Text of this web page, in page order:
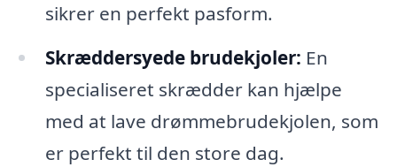
sikrer en perfekt pasform.
Skræddersyede brudekjoler: En
specialiseret skrædder kan hjælpe
med at lave drømmebrudekjolen, som
er perfekt til den store dag.